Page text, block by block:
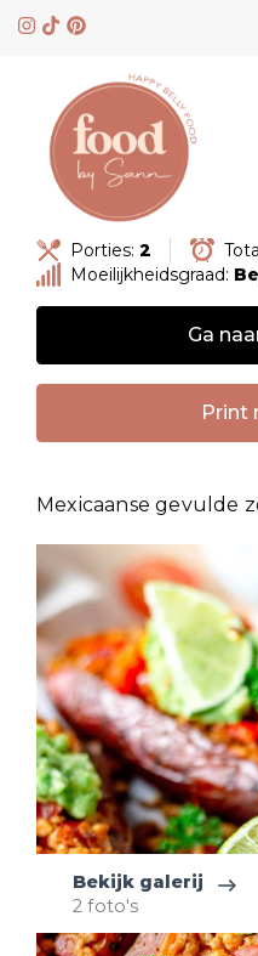
Skip
Porties: 2
Moeilijkheidsgraad:
Ga
Print
Mexicaanse gevulde
Bekijk galerij
2 foto's